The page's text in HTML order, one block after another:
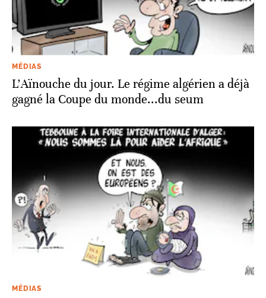
MÉDIAS
L’Aïnouche du jour. Le régime algérien a déjà
gagné la Coupe du monde...du seum
MÉDIAS